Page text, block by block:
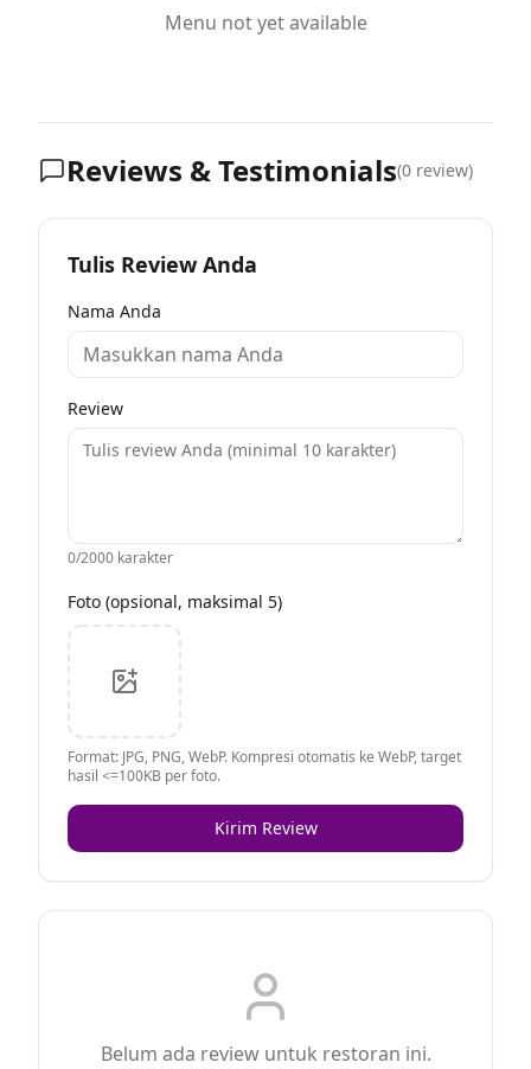
Menu not yet available
Reviews & Testimonials(0 review)
Tulis Review Anda
Nama Anda
Review
0/2000 karakter
Foto (opsional, maksimal 5)
Format: JPG, PNG, WebP. Kompresi otomatis ke WebP, target
hasil <=100KB per foto.
Kirim Review
Belum ada review untuk restoran ini.